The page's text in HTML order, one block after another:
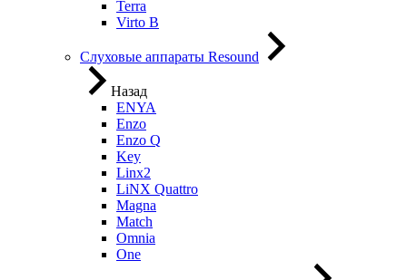
Terra
Virto B
Слуховые аппараты Resound
Назад
ENYA
Enzo
Enzo Q
Key
Linx2
LiNX Quattro
Magna
Match
Omnia
One